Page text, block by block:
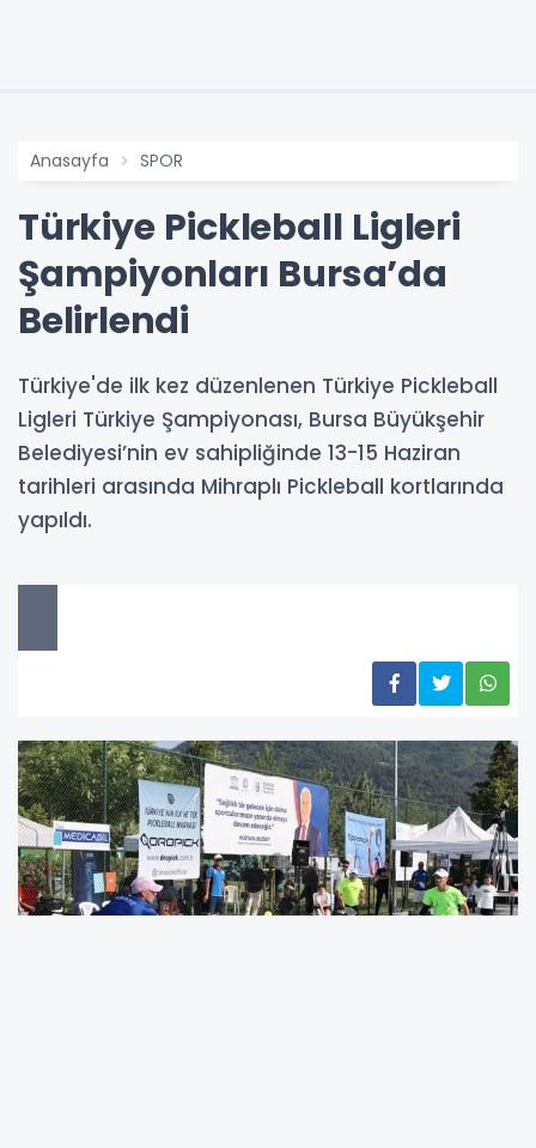
Anasayfa SPOR
Türkiye Pickleball Ligleri
Şampiyonları Bursa’da
Belirlendi
Türkiye'de ilk kez düzenlenen Türkiye Pickleball
Ligleri Türkiye Şampiyonası, Bursa Büyükşehir
Belediyesi’nin ev sahipliğinde 13-15 Haziran
tarihleri arasında Mihraplı Pickleball kortlarında
yapıldı.